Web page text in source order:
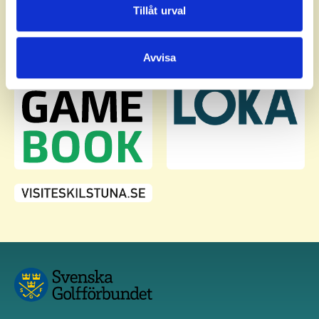
Dessa kan i sin tur kombinera informationen med annan
information som du har tillhandahållit eller som de har
Tillåt urval
Avvisa